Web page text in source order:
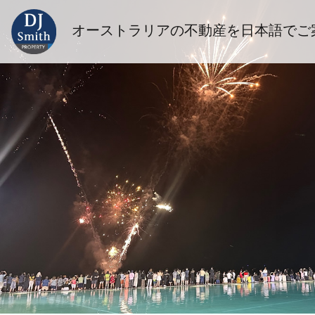
オーストラリアの不動産を日本語でご